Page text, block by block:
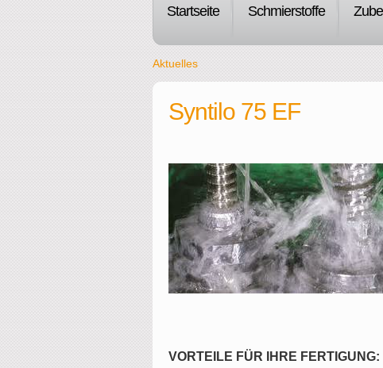
Startseite Schmierstoffe
Aktuelles
Syntilo 75 EF
VORTEILE FÜR IHRE FERTIGUNG: